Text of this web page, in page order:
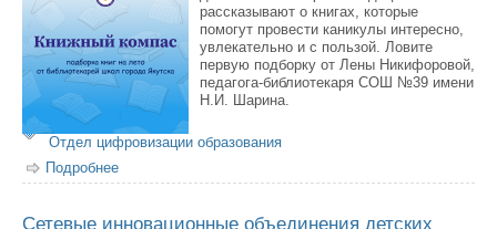
рассказывают о книгах, которые
помогут провести каникулы интересно,
увлекательно и с пользой. Ловите
первую подборку от Лены Никифоровой,
педагога-библиотекаря СОШ №39 имени
Н.И. Шарина.
Отдел цифровизации образования
Подробнее
Сетевые инновационные объединения детских